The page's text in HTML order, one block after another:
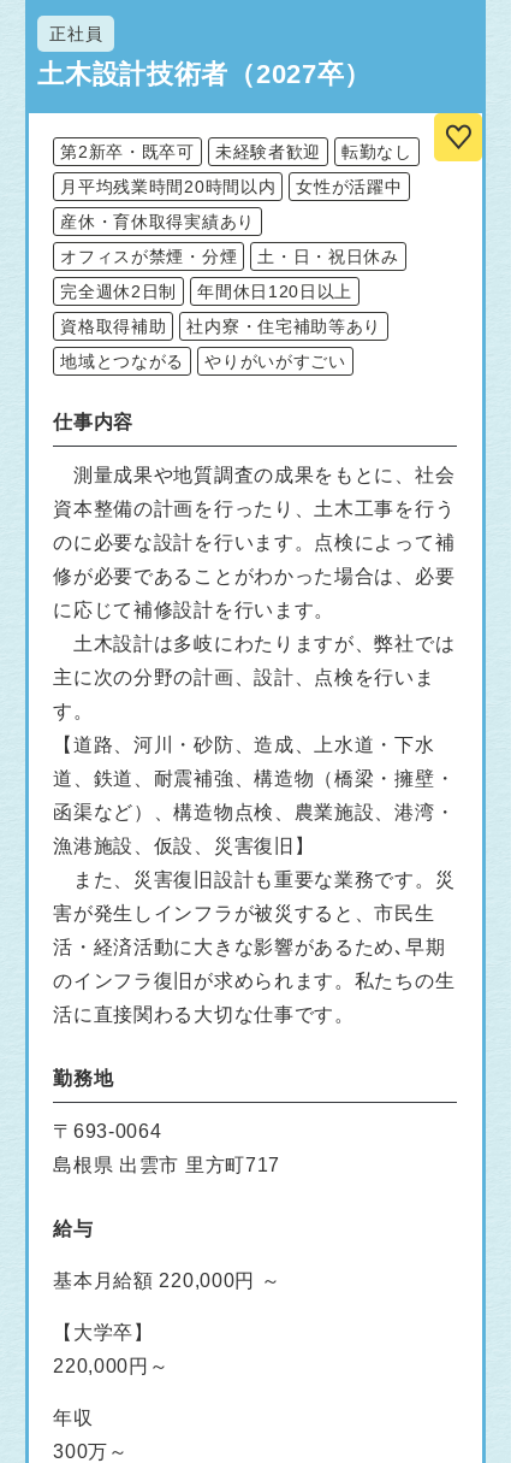
正社員
土木設計技術者（2027卒）
第2新卒・既卒可 未経験者歓迎
転勤なし
月平均残業時間20時間以内
女性が活躍中
産休・育休取得実績あり
オフィスが禁煙・分煙
土・日・祝日休み
完全週休2日制
年間休日120日以上
資格取得補助
社内寮・住宅補助等あり
地域とつながる
やりがいがすごい
仕事内容
測量成果や地質調査の成果をもとに、社会
資本整備の計画を行ったり、土木工事を行う
のに必要な設計を行います。点検によって補
修が必要であることがわかった場合は、必要
に応じて補修設計を行います。
土木設計は多岐にわたりますが、弊社では
主に次の分野の計画、設計、点検を行いま
す。
【道路、河川・砂防、造成、上水道・下水
道、鉄道、耐震補強、構造物（橋梁・擁壁・
函渠など）、構造物点検、農業施設、港湾・
漁港施設、仮設、災害復旧】
また、災害復旧設計も重要な業務です。災
害が発生しインフラが被災すると、市民生
活・経済活動に大きな影響があるため､早期
のインフラ復旧が求められます。私たちの生
活に直接関わる大切な仕事です。
勤務地
〒693-0064
島根県 出雲市 里方町717
給与
基本月給額 220,000円 ～
【大学卒】
220,000円～
年収
300万～